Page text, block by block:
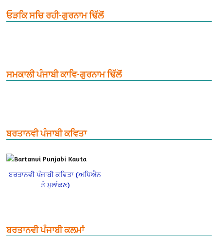
ਓੜਕਿ ਸਚਿ ਰਹੀ-ਗੁਰਨਾਮ ਢਿੱਲੋਂ
ਸਮਕਾਲੀ ਪੰਜਾਬੀ ਕਾਵਿ-ਗੁਰਨਾਮ ਢਿੱਲੋਂ
ਬਰਤਾਨਵੀ ਪੰਜਾਬੀ ਕਵਿਤਾ
ਬਰਤਾਨਵੀ ਪੰਜਾਬੀ ਕਵਿਤਾ (ਅਧਿਐਨ
ਤੇ ਮੁਲਾਂਕਣ)
ਬਰਤਾਨਵੀ ਪੰਜਾਬੀ ਕਲਮਾਂ